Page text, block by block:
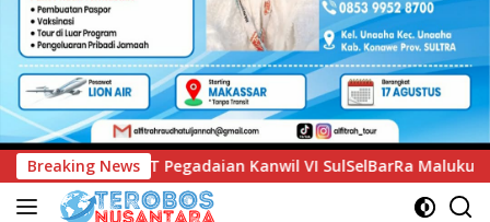
Breaking News
VI SulSelBarRa Maluku Luncurkan Program PANDE